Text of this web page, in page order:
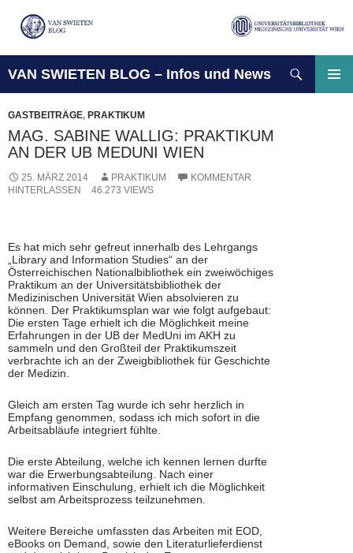
VAN SWIETEN BLOG – Infos und News
SPRINGEN
GASTBEITRÄGE, PRAKTIKUM
MAG. SABINE WALLIG: PRAKTIKUM
AN DER UB MEDUNI WIEN
25. MÄRZ 2014 PRAKTIKUM
KOMMENTAR
HINTERLASSEN
46.273 VIEWS
Es hat mich sehr gefreut innerhalb des Lehrgangs
„Library and Information Studies“ an der
Österreichischen Nationalbibliothek ein zweiwöchiges
Praktikum an der Universitätsbibliothek der
Medizinischen Universität Wien absolvieren zu
können. Der Praktikumsplan war wie folgt aufgebaut:
Die ersten Tage erhielt ich die Möglichkeit meine
Erfahrungen in der UB der MedUni im AKH zu
sammeln und den Großteil der Praktikumszeit
verbrachte ich an der Zweigbibliothek für Geschichte
der Medizin.
Gleich am ersten Tag wurde ich sehr herzlich in
Empfang genommen, sodass ich mich sofort in die
Arbeitsabläufe integriert fühlte.
Die erste Abteilung, welche ich kennen lernen durfte
war die Erwerbungsabteilung. Nach einer
informativen Einschulung, erhielt ich die Möglichkeit
selbst am Arbeitsprozess teilzunehmen.
Weitere Bereiche umfassten das Arbeiten mit EOD,
eBooks on Demand, sowie den Literaturlieferdienst